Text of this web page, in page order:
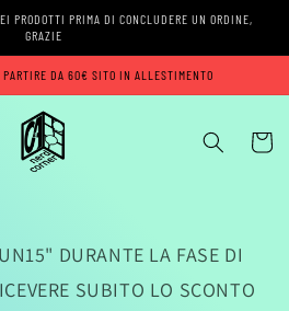
PRODOTTI PRIMA DI CONCLUDERE UN ORDINE,
GRAZIE
DA 60€ SITO IN ALLESTIMENTO
Carrello
DURANTE LA FASE DI
SUBITO LO SCONTO